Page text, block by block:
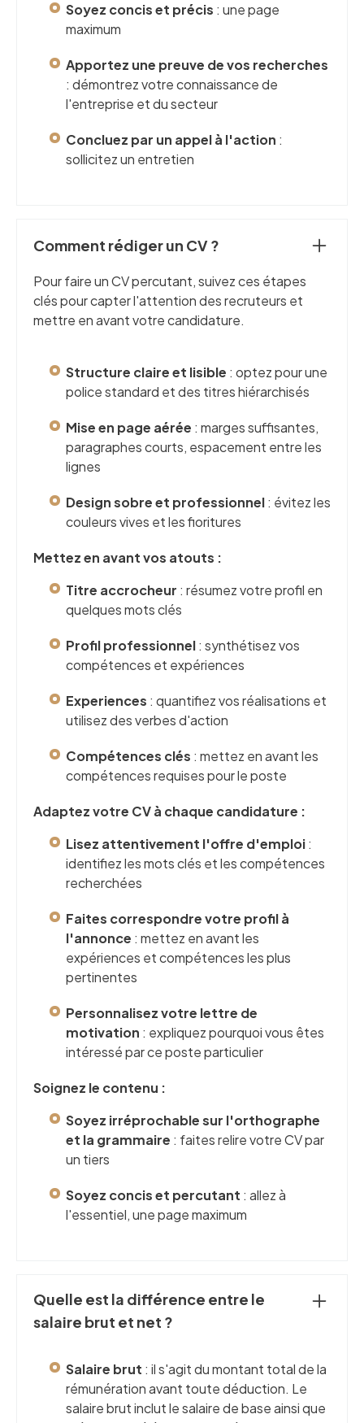
Soyez concis et précis : une page
maximum
Apportez une preuve de vos recherches
: démontrez votre connaissance de
l'entreprise et du secteur
Concluez par un appel à l'action :
sollicitez un entretien
Comment rédiger un CV ?
Pour faire un CV percutant, suivez ces étapes
clés pour capter l'attention des recruteurs et
mettre en avant votre candidature.
Structure claire et lisible : optez pour une
police standard et des titres hiérarchisés
Mise en page aérée : marges suffisantes,
paragraphes courts, espacement entre les
lignes
Design sobre et professionnel: évitez les
couleurs vives et les fioritures
Mettez en avant vos atouts :
Titre accrocheur : résumez votre profil en
quelques mots clés
Profil professionnel: synthétisez vos
compétences et expériences
Experiences : quantifiez vos réalisations et
utilisez des verbes d'action
Compétences clés : mettez en avant les
compétences requises pour le poste
Adaptez votre CV à chaque candidature :
Lisez attentivement l'offre d'emploi:
identifiez les mots clés et les compétences
recherchées
Faites correspondre votre profil à
l'annonce : mettez en avant les
expériences et compétences les plus
pertinentes
Personnalisez votre lettre de
motivation : expliquez pourquoi vous êtes
intéressé par ce poste particulier
Soignez le contenu :
Soyez irréprochable sur l'orthographe
et la grammaire : faites relire votre CV par
un tiers
Soyez concis et percutant : allez à
l'essentiel, une page maximum
Quelle est la différence entre le
salaire brut et net ?
Salaire brut : il s'agit du montant total de la
rémunération avant toute déduction. Le
salaire brut inclut le salaire de base ainsi que